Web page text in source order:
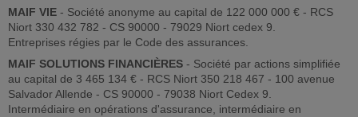
MAIF VIE - Société anonyme au capital de 122 000 000 € - RCS
Niort 330 432 782 - CS 90000 - 79029 Niort cedex 9.
Entreprises régies par le Code des assurances.
MAIF SOLUTIONS FINANCIÈRES - Société par actions simplifiée
au capital de 3 465 134 € - RCS Niort 350 218 467 - 100 avenue
Salvador Allende - CS 90000 - 79038 Niort Cedex 9.
Intermédiaire en opérations d'assurance, intermédiaire en